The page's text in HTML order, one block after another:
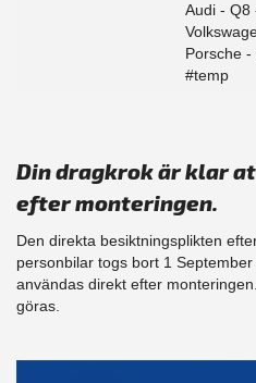
Audi - Q8
Porsche
#temp
Din dragkrok är klar
efter monteringen.
Den direkta besiktningsplikten
personbilar togs bort 1
användas direkt efter
göras.